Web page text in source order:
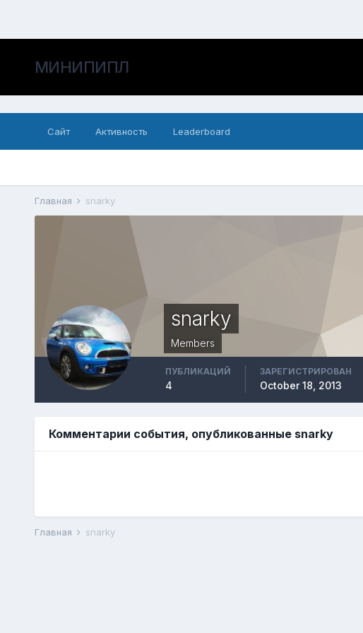
МИНИПИПЛ
Сайт Активность Leaderboard
Главная snarky
snarky
Members
ПУБЛИКАЦИЙ
4
ЗАРЕГИСТРИРОВАН
October 18, 2013
Комментарии события, опубликованные snarky
Главная snarky